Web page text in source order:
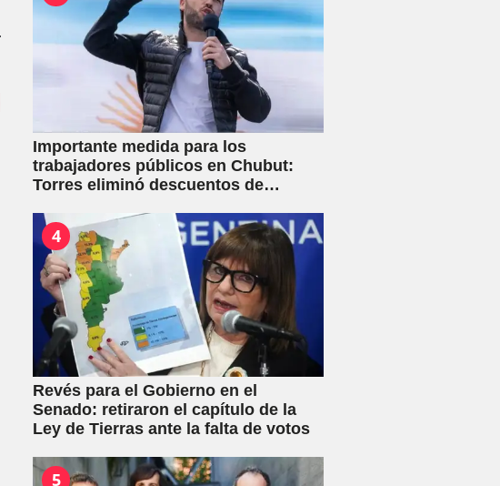
Importante medida para los
trabajadores públicos en Chubut:
Torres eliminó descuentos de
4
Revés para el Gobierno en el
Senado: retiraron el capítulo de la
Ley de Tierras ante la falta de votos
5